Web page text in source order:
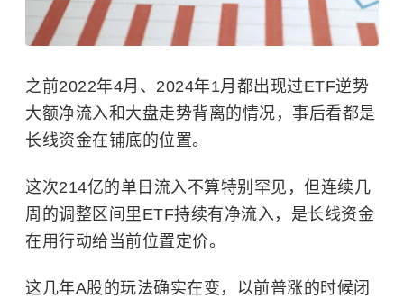
之前2022年4月、2024年1月都出现过ETF逆势
大额净流入和大盘走势背离的情况，事后看都是
长线资金在铺底的位置。
这次214亿的单日流入不算特别罕见，但连续几
周的调整区间里ETF持续有净流入，是长线资金
在用行动给当前位置定价。
这几年A股的玩法确实在变，以前普涨的时候闭